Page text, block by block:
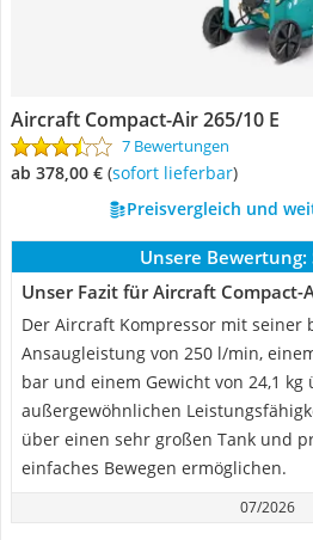
Aircraft Compact-Air 265/10 E
7 Bewertungen
ab 378,00 € ( Sofort lieferbar)
Preisvergleich und
Unsere Bewertung:
Unser Fazit für Aircraft Compact-
Der Aircraft Kompressor mit seiner
Ansaugleistung von 250 l/min,
bar und einem Gewicht von 24,1
außergewöhnlichen
über einen sehr großen Tank und
einfaches Bewegen ermöglichen.
07/2026